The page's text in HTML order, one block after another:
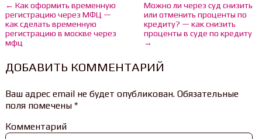
← Как оформить временную
регистрацию через МФЦ —
как сделать временную
регистрацию в москве через
мфц
Можно ли через суд снизить
или отменить проценты по
кредиту? — как снизить
проценты в суде по кредиту
→
ДОБАВИТЬ КОММЕНТАРИЙ
Ваш адрес email не будет опубликован.Обязательные
поля помечены *
Комментарий